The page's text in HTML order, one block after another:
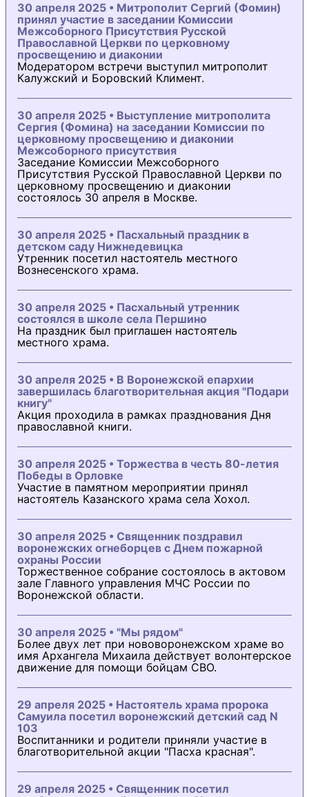
30 апреля 2025 • Митрополит Сергий (Фомин)
принял участие в заседании Комиссии
Межсоборного Присутствия Русской
Православной Церкви по церковному
просвещению и диаконии
Модератором встречи выступил митрополит
Калужский и Боровский Климент.
30 апреля 2025 • Выступление митрополита
Сергия (Фомина) на заседании Комиссии по
церковному просвещению и диаконии
Межсоборного присутствия
Заседание Комиссии Межсоборного
Присутствия Русской Православной Церкви по
церковному просвещению и диаконии
состоялось 30 апреля в Москве.
30 апреля 2025 • Пасхальный праздник в
детском саду Нижнедевицка
Утренник посетил настоятель местного
Вознесенского храма.
30 апреля 2025 • Пасхальный утренник
состоялся в школе села Першино
На праздник был приглашен настоятель
местного храма.
30 апреля 2025 • В Воронежской епархии
завершилась благотворительная акция "Подари
книгу"
Акция проходила в рамках празднования Дня
православной книги.
30 апреля 2025 • Торжества в честь 80-летия
Победы в Орловке
Участие в памятном мероприятии принял
настоятель Казанского храма села Хохол.
30 апреля 2025 • Священник поздравил
воронежских огнеборцев с Днем пожарной
охраны России
Торжественное собрание состоялось в актовом
зале Главного управления МЧС России по
Воронежской области.
30 апреля 2025 • "Мы рядом"
Более двух лет при нововоронежском храме во
имя Архангела Михаила действует волонтерское
движение для помощи бойцам СВО.
29 апреля 2025 • Настоятель храма пророка
Самуила посетил воронежский детский сад N
103
Воспитанники и родители приняли участие в
благотворительной акции "Пасха красная".
29 апреля 2025 • Священник посетил